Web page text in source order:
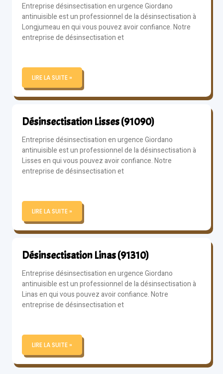
Entreprise désinsectisation en urgence Giordano
antinuisible est un professionnel de la désinsectisation à
Longjumeau en qui vous pouvez avoir confiance. Notre
entreprise de désinsectisation et
LIRE LA SUITE »
Désinsectisation Lisses (91090)
Entreprise désinsectisation en urgence Giordano
antinuisible est un professionnel de la désinsectisation à
Lisses en qui vous pouvez avoir confiance. Notre
entreprise de désinsectisation et
LIRE LA SUITE »
Désinsectisation Linas (91310)
Entreprise désinsectisation en urgence Giordano
antinuisible est un professionnel de la désinsectisation à
Linas en qui vous pouvez avoir confiance. Notre
entreprise de désinsectisation et
LIRE LA SUITE »